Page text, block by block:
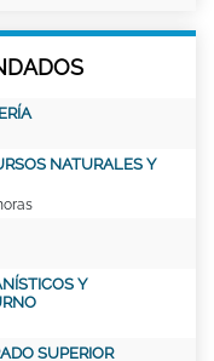
NATURALES Y
Y
SUPERIOR